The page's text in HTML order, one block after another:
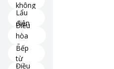
không
dầu
Lẩu
điện
Điều
hòa
Casper
Bếp
từ
Điều